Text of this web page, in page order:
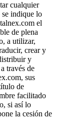
cualquier
indique lo
el
de plena
a utilizar,
crear y
y
través de
sus
de
facilitado
si así lo
la cesión de